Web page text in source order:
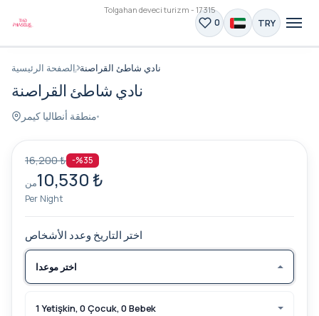
Tolgahan deveci turizm - 17315
0 TRY
الصفحة الرئيسية نادي شاطئ القراصنة
نادي شاطئ القراصنة
منطقة أنطاليا كيمر
16,200 ₺ -%35
من10,530 ₺
Per Night
اختر التاريخ وعدد الأشخاص
اختر موعدا
1 Yetişkin, 0 Çocuk, 0 Bebek